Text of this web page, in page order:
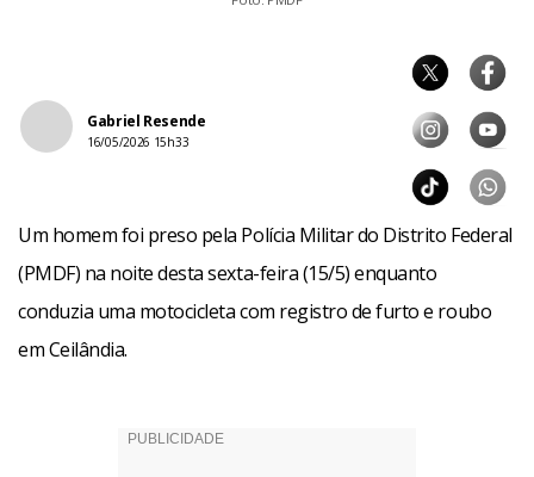
Gabriel Resende
16/05/2026 15h33
Um homem foi preso pela Polícia Militar do Distrito Federal
(PMDF) na noite desta sexta-feira (15/5) enquanto
conduzia uma motocicleta com registro de furto e roubo
em Ceilândia.